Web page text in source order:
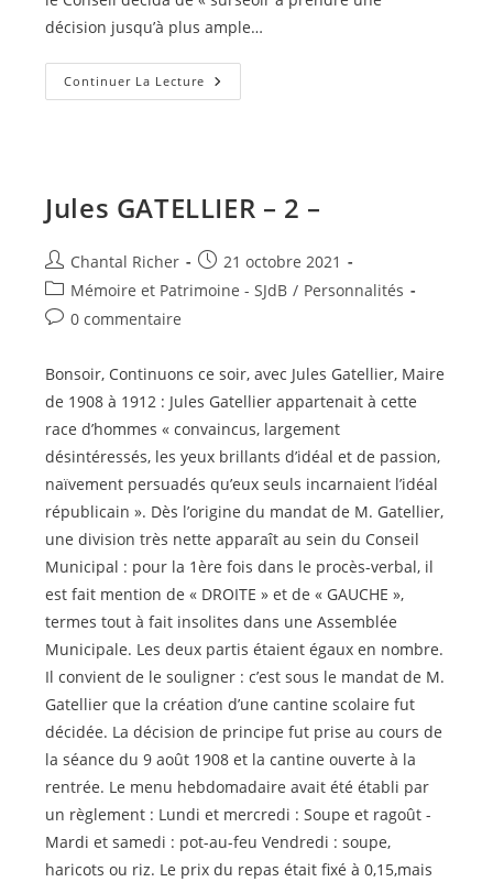
décision jusqu’à plus ample…
Continuer La Lecture Emile
ROSSIGNOL
Jules GATELLIER – 2 –
Auteur/autrice
de
la
publication :
Chantal Richer
Publication
publiée :
21 octobre 2021
Post
category:
Mémoire et Patrimoine - SJdB / Personnalités
Commentaires
la
publication :
0 commentaire
Bonsoir, Continuons ce soir, avec Jules Gatellier, Maire
de 1908 à 1912 : Jules Gatellier appartenait à cette
race d’hommes « convaincus, largement
désintéressés, les yeux brillants d’idéal et de passion,
naïvement persuadés qu’eux seuls incarnaient l’idéal
républicain ». Dès l’origine du mandat de M. Gatellier,
une division très nette apparaît au sein du Conseil
Municipal : pour la 1ère fois dans le procès-verbal, il
est fait mention de « DROITE » et de « GAUCHE »,
termes tout à fait insolites dans une Assemblée
Municipale. Les deux partis étaient égaux en nombre.
Il convient de le souligner : c’est sous le mandat de M.
Gatellier que la création d’une cantine scolaire fut
décidée. La décision de principe fut prise au cours de
la séance du 9 août 1908 et la cantine ouverte à la
rentrée. Le menu hebdomadaire avait été établi par
un règlement : Lundi et mercredi : Soupe et ragoût -
Mardi et samedi : pot-au-feu Vendredi : soupe,
haricots ou riz. Le prix du repas était fixé à 0,15,mais